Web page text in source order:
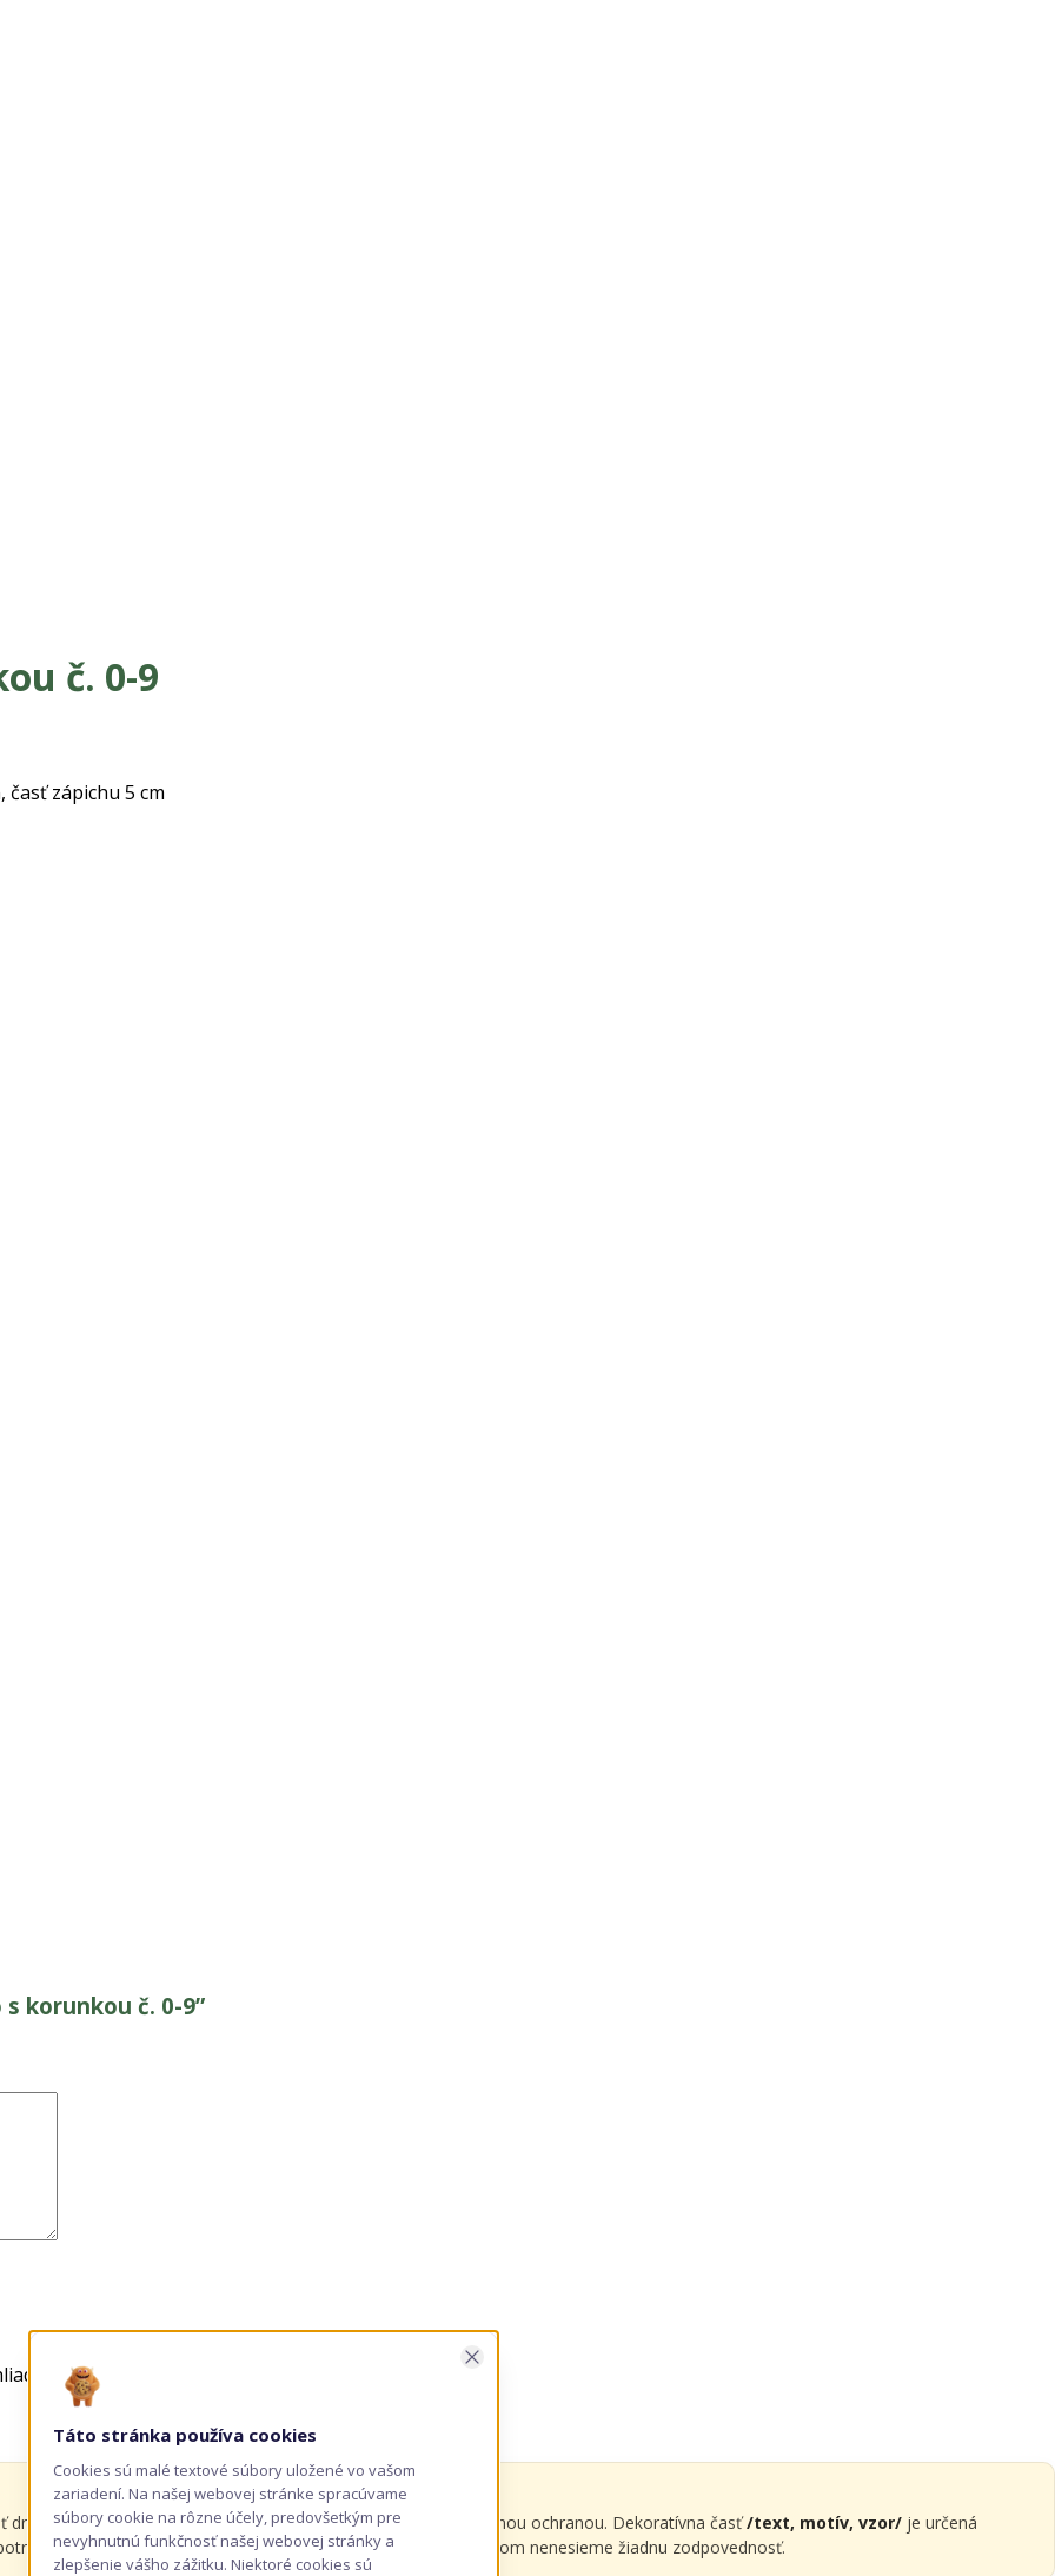
č. 0-9
zápichu 5 cm
korunkou č. 0-9”
pre moje budúce komentáre.
zápichu obaliť potravinárskou fóliou alebo inou vhodnou ochranou. Dekoratívna časť/text, motív, vzor/ je určená
Za prípadné nepoužitie fólie a následný kontakt s jedlom nenesieme žiadnu zodpovednosť.
Zavrieť
Táto stránka používa cookies
Cookies sú malé textové súbory uložené vo vašom
zariadení. Na našej webovej stránke spracúvame
súbory cookie na rôzne účely, predovšetkým pre
nevyhnutnú funkčnosť našej webovej stránky a
zlepšenie vášho zážitku. Niektoré cookies sú